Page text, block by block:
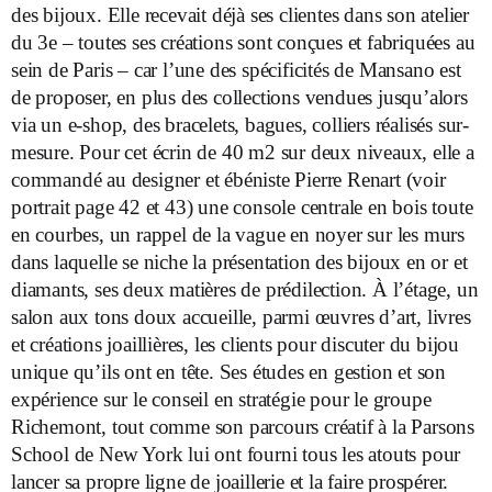
des bijoux. Elle recevait déjà ses clientes dans son atelier
du 3e – toutes ses créations sont conçues et fabriquées au
sein de Paris – car l’une des spécificités de Mansano est
de proposer, en plus des collections vendues jusqu’alors
via un e-shop, des bracelets, bagues, colliers réalisés sur-
mesure. Pour cet écrin de 40 m2 sur deux niveaux, elle a
commandé au designer et ébéniste Pierre Renart (voir
portrait page 42 et 43) une console centrale en bois toute
en courbes, un rappel de la vague en noyer sur les murs
dans laquelle se niche la présentation des bijoux en or et
diamants, ses deux matières de prédilection. À l’étage, un
salon aux tons doux accueille, parmi œuvres d’art, livres
et créations joaillières, les clients pour discuter du bijou
unique qu’ils ont en tête. Ses études en gestion et son
expérience sur le conseil en stratégie pour le groupe
Richemont, tout comme son parcours créatif à la Parsons
School de New York lui ont fourni tous les atouts pour
lancer sa propre ligne de joaillerie et la faire prospérer.